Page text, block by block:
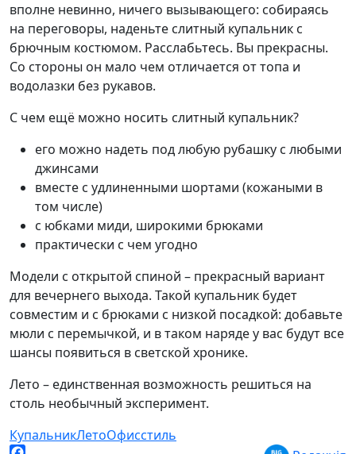
вполне невинно, ничего вызывающего: собираясь
на переговоры, наденьте слитный купальник с
брючным костюмом. Расслабьтесь. Вы прекрасны.
Со стороны он мало чем отличается от топа и
водолазки без рукавов.
С чем ещё можно носить слитный купальник?
его можно надеть под любую рубашку с любыми
джинсами
вместе с удлиненными шортами (кожаными в
том числе)
с юбками миди, широкими брюками
практически с чем угодно
Модели с открытой спиной – прекрасный вариант
для вечернего выхода. Такой купальник будет
совместим и с брюками с низкой посадкой: добавьте
мюли с перемычкой, и в таком наряде у вас будут все
шансы появиться в светской хронике.
Лето – единственная возможность решиться на
столь необычный эксперимент.
КупальникЛетоОфисстиль